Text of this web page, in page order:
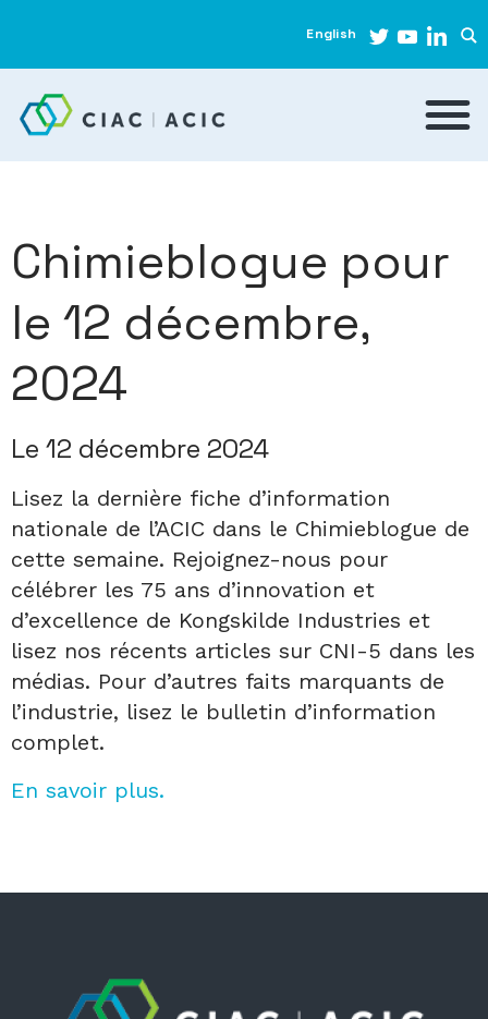
English
Chimieblogue pour
le 12 décembre,
2024
Le 12 décembre 2024
Lisez la dernière fiche d’information
nationale de l’ACIC dans le Chimieblogue de
cette semaine. Rejoignez-nous pour
célébrer les 75 ans d’innovation et
d’excellence de Kongskilde Industries et
lisez nos récents articles sur CNI-5 dans les
médias. Pour d’autres faits marquants de
l’industrie, lisez le bulletin d’information
complet.
En savoir plus.